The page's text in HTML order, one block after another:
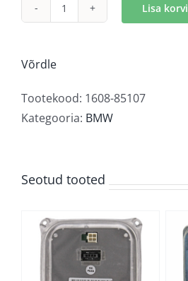
Xenon
Lisa korvi
Võrdle
Tootekood: 1608-85107
Kategooria: BMW
Seotud tooted